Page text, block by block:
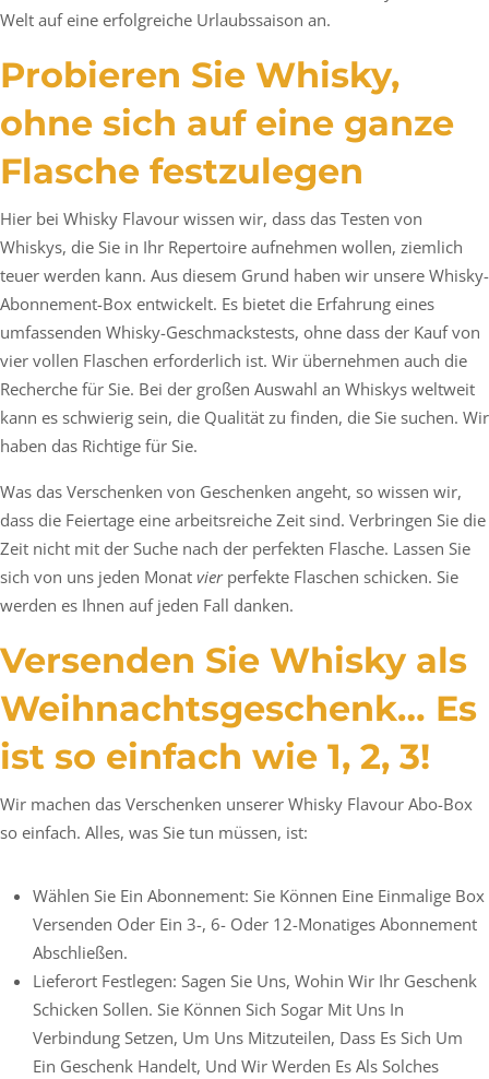
Welt auf eine erfolgreiche Urlaubssaison an.
Probieren Sie Whisky,
ohne sich auf eine ganze
Flasche festzulegen
Hier bei Whisky Flavour wissen wir, dass das Testen von
Whiskys, die Sie in Ihr Repertoire aufnehmen wollen, ziemlich
teuer werden kann. Aus diesem Grund haben wir unsere Whisky-
Abonnement-Box entwickelt. Es bietet die Erfahrung eines
umfassenden Whisky-Geschmackstests, ohne dass der Kauf von
vier vollen Flaschen erforderlich ist. Wir übernehmen auch die
Recherche für Sie. Bei der großen Auswahl an Whiskys weltweit
kann es schwierig sein, die Qualität zu finden, die Sie suchen. Wir
haben das Richtige für Sie.
Was das Verschenken von Geschenken angeht, so wissen wir,
dass die Feiertage eine arbeitsreiche Zeit sind. Verbringen Sie die
Zeit nicht mit der Suche nach der perfekten Flasche. Lassen Sie
sich von uns jeden Monat vierperfekte Flaschen schicken. Sie
werden es Ihnen auf jeden Fall danken.
Versenden Sie Whisky als
Weihnachtsgeschenk… Es
ist so einfach wie 1, 2, 3!
Wir machen das Verschenken unserer Whisky Flavour Abo-Box
so einfach. Alles, was Sie tun müssen, ist:
Wählen Sie Ein Abonnement: Sie Können Eine Einmalige Box
Versenden Oder Ein 3-, 6- Oder 12-Monatiges Abonnement
Abschließen.
Lieferort Festlegen: Sagen Sie Uns, Wohin Wir Ihr Geschenk
Schicken Sollen. Sie Können Sich Sogar Mit Uns In
Verbindung Setzen, Um Uns Mitzuteilen, Dass Es Sich Um
Ein Geschenk Handelt, Und Wir Werden Es Als Solches